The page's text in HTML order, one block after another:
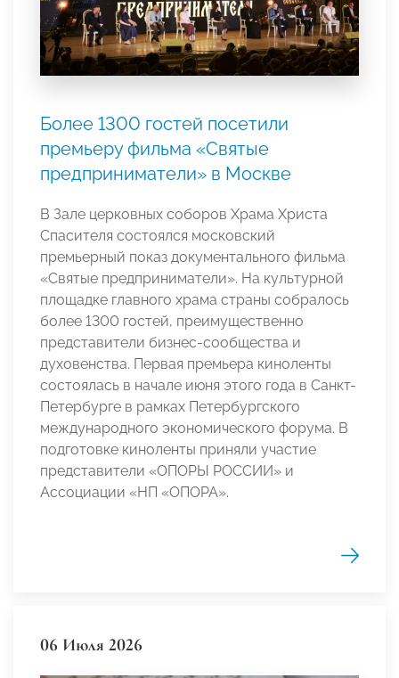
Более 1300 гостей посетили
премьеру фильма «Святые
предприниматели» в Москве
В Зале церковных соборов Храма Христа
Спасителя состоялся московский
премьерный показ документального фильма
«Святые предприниматели». На культурной
площадке главного храма страны собралось
более 1300 гостей, преимущественно
представители бизнес-сообщества и
духовенства. Первая премьера киноленты
состоялась в начале июня этого года в Санкт-
Петербурге в рамках Петербургского
международного экономического форума. В
подготовке киноленты приняли участие
представители «ОПОРЫ РОССИИ» и
Ассоциации «НП «ОПОРА».
06 Июля 2026